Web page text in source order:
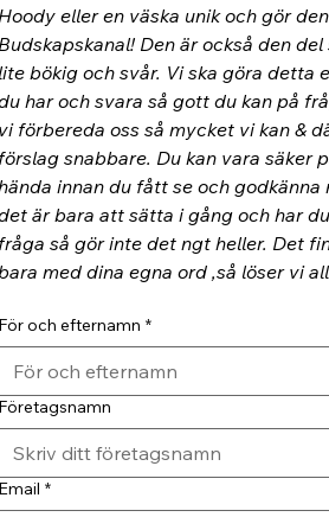
eller en väska unik och gör
Den är också den
bökig och svår. Vi ska göra detta
har och svara så gott du kan på
förbereda oss så mycket vi kan &
snabbare. Du kan vara säker
innan du fått se och godkänna
är bara att sätta i gång och har
så gör inte det ngt heller. Det
med dina egna ord ,så löser vi
och efternamn *
*